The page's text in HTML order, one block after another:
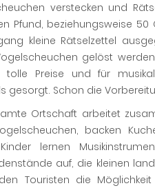
verstecken und
Pfund, beziehungsweise 50
kleine Rätselzettel
gelöst
Preise und für
gesorgt. Schon die
Ortschaft arbeitet
backen
lernen
auf, die kleinen
Touristen die